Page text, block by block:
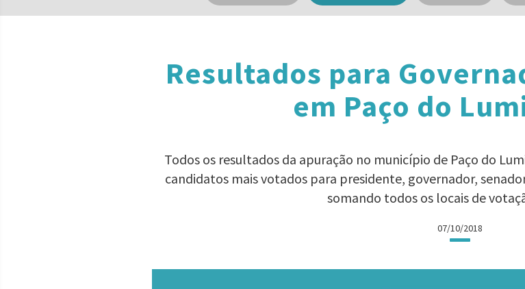
Resultados para
em Paço do
Todos os resultados da apuração no município de Paço do
candidatos mais votados para presidente, governador,
somando todos os locais de
07/10/2018